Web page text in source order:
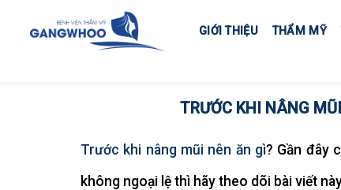
GIỚI THIỆU THẨM MỸ
TRƯỚC KHI NÂNG
Trước khi nâng mũi nên ăn gì? Gần đây
không ngoại lệ thì hãy theo dõi bài viết